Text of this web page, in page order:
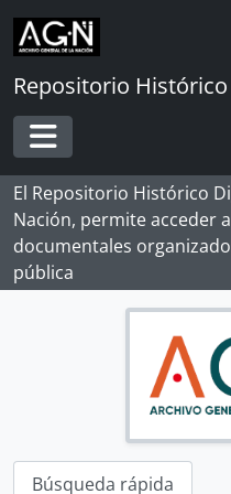
Skip to main content
Repositorio
Toggle navigation
El Repositorio Histórico
Nación, permite acceder
documentales
pública
Búsqueda rápida